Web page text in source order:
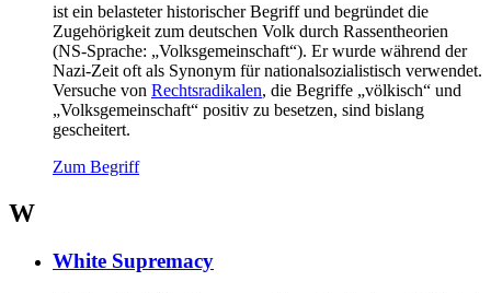
ist ein belasteter historischer Begriff und begründet die
Zugehörigkeit zum deutschen Volk durch Rassentheorien
(NS-Sprache: „Volksgemeinschaft“). Er wurde während der
Nazi-Zeit oft als Synonym für nationalsozialistisch verwendet.
Versuche von Rechtsradikalen, die Begriffe „völkisch“ und
„Volksgemeinschaft“ positiv zu besetzen, sind bislang
gescheitert.
Zum Begriff
W
White Supremacy